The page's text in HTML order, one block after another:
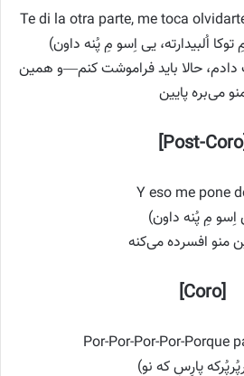
Te di la otra parte, me toca
اُلبیدارته، یی اِسو مِ پُنه داون)
حالا باید فراموشت کنم—و همین
می‌بره پایین
Y eso me pone
مِ پُنه داون)
منو افسرده می‌کنه
[Coro]
Por-Por-Por-Por-Porque
پارِسِ که نو)